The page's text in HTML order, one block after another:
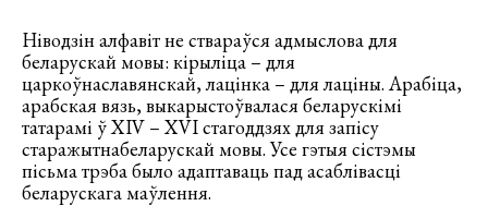
Ніводзін алфавіт не ствараўся адмыслова для
беларускай мовы: кірыліца – для
царкоўнаславянскай, лацінка – для лаціны. Арабіца,
арабская вязь, выкарыстоўвалася беларускімі
татарамі ў XIV – XVI стагоддзях для запісу
старажытнабеларускай мовы. Усе гэтыя сістэмы
пісьма трэба было адаптаваць пад асаблівасці
беларускага маўлення.